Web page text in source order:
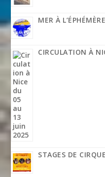
MER À L’ÉPHÉMÈRE
CIRCULATION À
STAGES DE